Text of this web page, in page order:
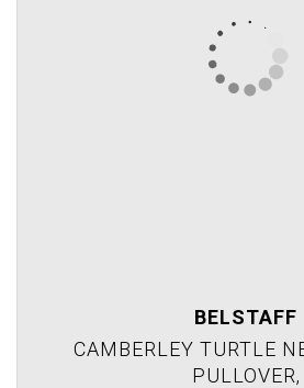
BELSTAFF
CAMBERLEY TURTLE
PULLOVER,